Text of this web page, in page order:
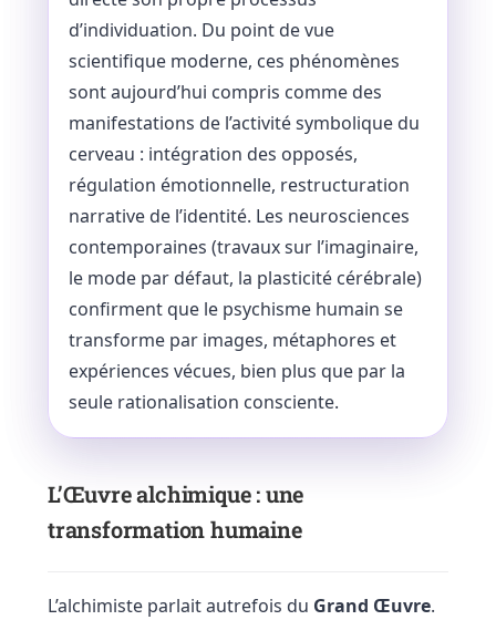
d’individuation. Du point de vue
scientifique moderne, ces phénomènes
sont aujourd’hui compris comme des
manifestations de l’activité symbolique du
cerveau : intégration des opposés,
régulation émotionnelle, restructuration
narrative de l’identité. Les neurosciences
contemporaines (travaux sur l’imaginaire,
le mode par défaut, la plasticité cérébrale)
confirment que le psychisme humain se
transforme par images, métaphores et
expériences vécues, bien plus que par la
seule rationalisation consciente.
L’Œuvre alchimique : une
transformation humaine
L’alchimiste parlait autrefois du Grand Œuvre.